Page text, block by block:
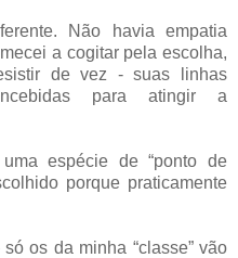
Não havia empatia
a cogitar pela escolha,
de vez - suas linhas
para atingir a
espécie de “ponto de
porque praticamente
os da minha “classe” vão